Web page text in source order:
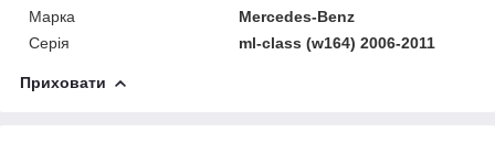
Марка
Mercedes-Benz
Серія
ml-class (w164) 2006-2011
Приховати